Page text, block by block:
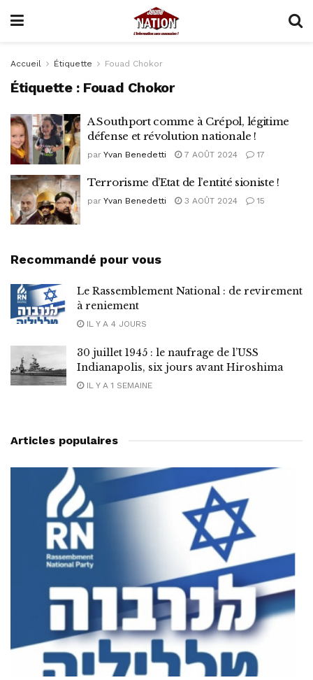
Accueil Étiquette Fouad Chokor
Étiquette : Fouad Chokor
A Southport comme à Crépol, légitime
défense et révolution nationale !
par Yvan Benedetti 7 AOÛT 2024 17
Terrorisme d’Etat de l’entité sioniste !
par Yvan Benedetti 3 AOÛT 2024 15
Recommandé pour vous
Le Rassemblement National : de revirement
à reniement
IL Y A 4 JOURS
30 juillet 1945 : le naufrage de l’USS
Indianapolis, six jours avant Hiroshima
IL Y A 1 SEMAINE
Articles populaires